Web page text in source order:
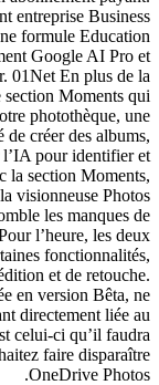
entreprise Business
formule Education
Google AI Pro et
01Net En plus de la
section Moments qui
photothèque, une
créer des albums,
l’IA pour identifier et
la section Moments,
visionneuse Photos
les manques de
l’heure, les deux
fonctionnalités,
et de retouche.
en version Bêta, ne
directement liée au
celui-ci qu’il faudra
faire disparaître
OneDrive Photos.